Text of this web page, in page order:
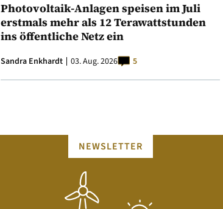
Photovoltaik-Anlagen speisen im Juli
erstmals mehr als 12 Terawattstunden
ins öffentliche Netz ein
Sandra Enkhardt 03. Aug. 2026 5
NEWSLETTER